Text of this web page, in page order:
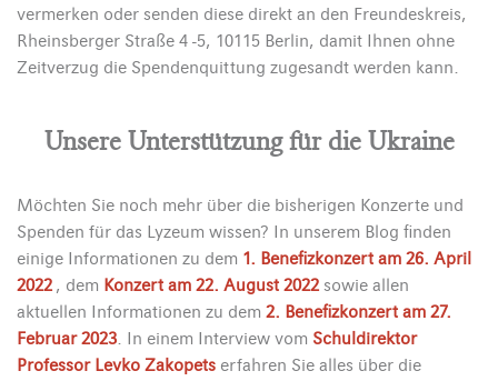
vermerken oder senden diese direkt an den Freundeskreis,
Rheinsberger Straße 4 -5, 10115 Berlin, damit Ihnen ohne
Zeitverzug die Spendenquittung zugesandt werden kann.
Unsere Unterstützung für die Ukraine
Möchten Sie noch mehr über die bisherigen Konzerte und
Spenden für das Lyzeum wissen? In unserem Blog finden
einige Informationen zu dem 1. Benefizkonzert am 26. April
2022 , dem Konzert am 22. August 2022 sowie allen
aktuellen Informationen zu dem 2. Benefizkonzert am 27.
Februar 2023. In einem Interview vom Schuldirektor
Professor Levko Zakopets erfahren Sie alles über die